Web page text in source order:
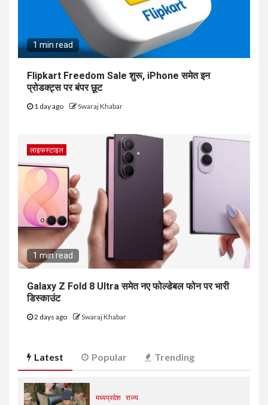
1 min read
Flipkart Freedom Sale शुरू, iPhone समेत इन
प्रोडक्ट्स पर बंपर छूट
1 day ago Swaraj Khabar
लाइफस्टाइल
1 min read
Galaxy Z Fold 8 Ultra समेत नए फोल्डेबल फोन पर भारी
डिस्काउंट
2 days ago Swaraj Khabar
Latest Popular Trending
मध्यप्रदेश राज्य